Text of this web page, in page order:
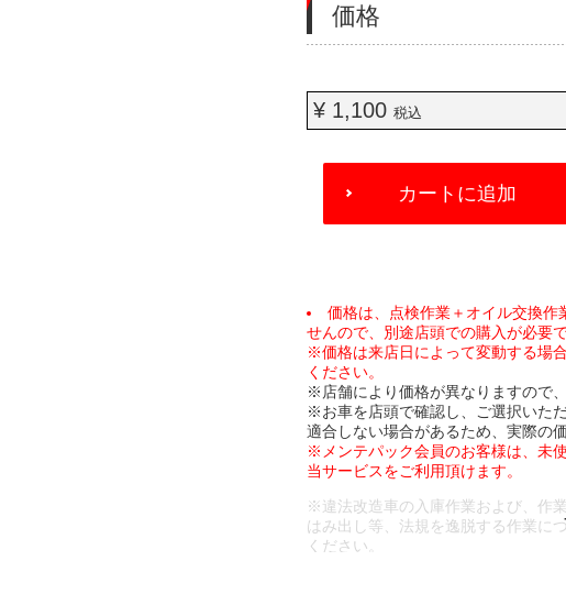
価格
¥ 1,100税込
ADD
CART
カートに追加
価格は、点検作業＋オイル交換作
せんので、別途店頭での購入が必要で
※価格は来店日によって変動する場
ください。
※店舗により価格が異なりますので
※お車を店頭で確認し、ご選択いた
適合しない場合があるため、実際の
※メンテパック会員のお客様は、未
当サービスをご利用頂けます。
※違法改造車の入庫作業および、作
はみ出し等、法規を逸脱する作業に
ください。